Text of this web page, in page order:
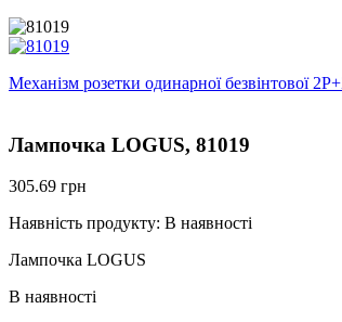
Механізм розетки одинарної безвінтової
Лампочка LOGUS, 81019
305.69 грн
Наявність продукту: В наявності
Лампочка LOGUS
В наявності